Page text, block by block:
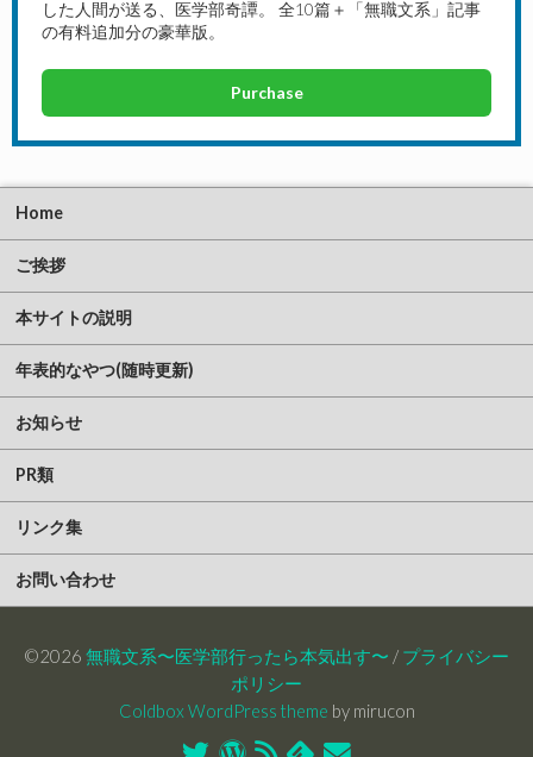
した人間が送る、医学部奇譚。 全10篇＋「無職文系」記事
の有料追加分の豪華版。
Purchase
Home
ご挨拶
本サイトの説明
年表的なやつ(随時更新)
お知らせ
PR類
リンク集
お問い合わせ
©2026 無職文系〜医学部行ったら本気出す〜 / プライバシー
ポリシー
Coldbox WordPress theme by mirucon
TwitterWordPress
RSS Feedlyお